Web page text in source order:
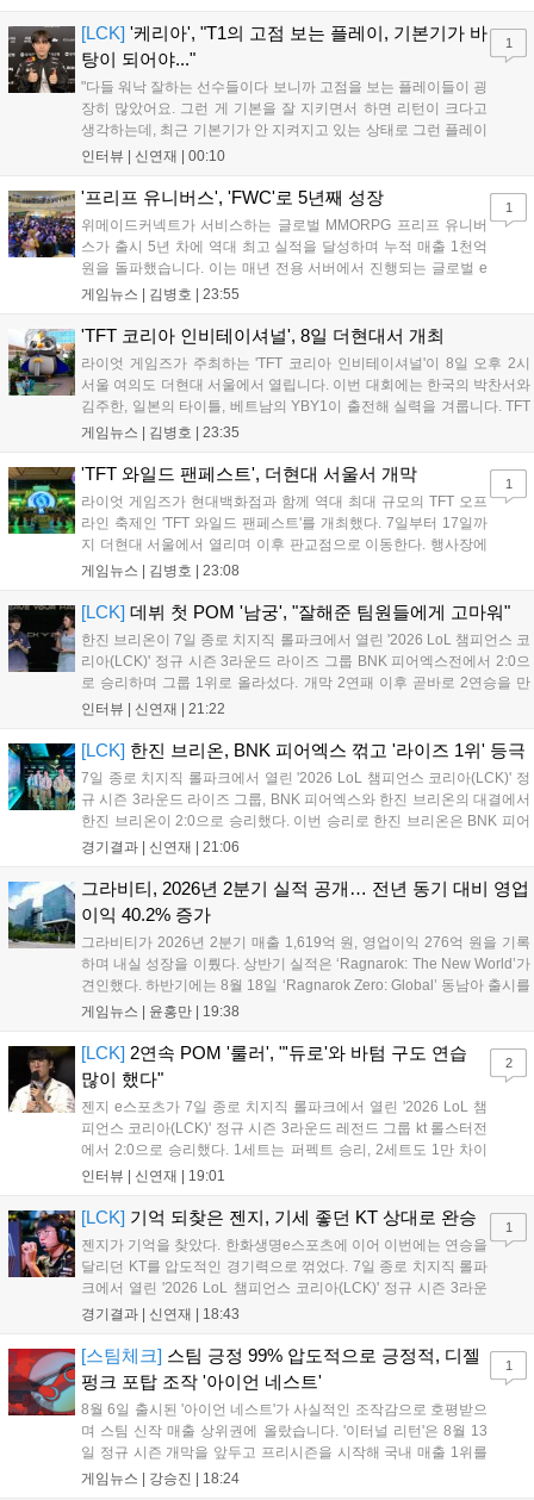
상 'Grand Theft Auto VI: An Extended Look'을 최초 공개할 계획
이다....
[LCK] '케리아', "T1의 고점 보는 플레이, 기본기가 바
탕이 되어야..."
"다들 워낙 잘하는 선수들이다 보니까 고점을 보는 플레이들이 굉
장히 많았어요. 그런 게 기본을 잘 지키면서 하면 리턴이 크다고
생각하는데, 최근 기본기가 안 지켜지고 있는 상태로 그런 플레이
를 추구하다 보니까 팀적으로 안 좋은 사고가 계속 많이 났던 것
LoL 챔피언스 코리아(LCK)'...
인터뷰 | 신연재 00:10
1
'프리프 유니버스', 'FWC'로 5년째 성장
위메이드커넥트가 서비스하는 글로벌 MMORPG 프리프 유니버
스가 출시 5년 차에 역대 최고 실적을 달성하며 누적 매출 1천억
원을 돌파했습니다. 이는 매년 전용 서버에서 진행되는 글로벌 e
스포츠 대회 FWC의 영향이 큽니다. FWC는 이용자가 동일한 조
은 전년 대비 매출과 이용자 지표가 대폭 상승하는 성과를 냈습니
다. 오는 10월 필리핀 마닐라에서 총상금 11만 달러 규모의 제4회
FWC 그랜드 파이널이 개최될 예정이며, 위메이드커넥트는 이를
통해 커뮤니티 중심의 장기 성장 모델을 지속할 방침입니다....
게임뉴스 | 김병호 23:55
1
'TFT 코리아 인비테이셔널', 8일 더현대서 개최
라이엇 게임즈가 주최하는 'TFT 코리아 인비테이셔널'이 8일 오후 2시
서울 여의도 더현대 서울에서 열립니다. 이번 대회에는 한국의 박찬서와
김주한, 일본의 타이틀, 베트남의 YBY1이 출전해 실력을 겨룹니다. TFT
는 소속팀 없이 개인 자격으로 참가하는 독특한 대회 구조를 가지며, 누
17일까지 이어지는 이번 행사는 신규 세트 체험과 공연 등 다양한 즐길
거리를 제공하며, 이후 현대백화점 판교점에서도 행사가 이어질 예정입
니다. 연말에는 라스베이거스 오픈이 개최됩니다....
게임뉴스 | 김병호 23:35
'TFT 와일드 팬페스트', 더현대 서울서 개막
라이엇 게임즈가 현대백화점과 함께 역대 최대 규모의 TFT 오프
라인 축제인 'TFT 와일드 팬페스트'를 개최했다. 7일부터 17일까
지 더현대 서울에서 열리며 이후 판교점으로 이동한다. 행사장에
는 체험, 스페셜, 무대 존이 마련됐으며 8일 오후 2시 인비테이셔
연 등 다채로운 일정이 준비되어 있다. 사전 예약은 조기 마감될
만큼 큰 인기를 끌고 있다....
게임뉴스 | 김병호 23:08
1
[LCK] 데뷔 첫 POM '남궁', "잘해준 팀원들에게 고마워"
한진 브리온이 7일 종로 치지직 롤파크에서 열린 '2026 LoL 챔피언스 코
리아(LCK)' 정규 시즌 3라운드 라이즈 그룹 BNK 피어엑스전에서 2:0으
로 승리하며 그룹 1위로 올라섰다. 개막 2연패 이후 곧바로 2연승을 만
들어내면서 이어질 4라운드에 대한 기대감을 올렸다. 다음은 이날 데뷔
인터뷰 | 신연재 21:22
[LCK] 한진 브리온, BNK 피어엑스 꺾고 '라이즈 1위' 등극
7일 종로 치지직 롤파크에서 열린 '2026 LoL 챔피언스 코리아(LCK)' 정
규 시즌 3라운드 라이즈 그룹, BNK 피어엑스와 한진 브리온의 대결에서
한진 브리온이 2:0으로 승리했다. 이번 승리로 한진 브리온은 BNK 피어
엑스를 제치고 라이즈 그룹 1위로 올라섰다. 1세트, 한진 브리온이 '로머'
경기결과 | 신연재 21:06
그라비티, 2026년 2분기 실적 공개… 전년 동기 대비 영업
이익 40.2% 증가
그라비티가 2026년 2분기 매출 1,619억 원, 영업이익 276억 원을 기록
하며 내실 성장을 이뤘다. 상반기 실적은 ‘Ragnarok: The New World’가
견인했다. 하반기에는 8월 18일 ‘Ragnarok Zero: Global’ 동남아 출시를
시작으로 9월 3일 ‘달려라 헤베레케 EX’, 9월 22일 ‘갈바테인’ 등 다양한
이’ 출시가 예정돼 있으며, 2027년에는 ‘Ragnarok 3’ 등 대작을 글로벌
출시할 계획이다. 그라비티는 조인트벤처 설립과 라그나로크 에코 시스
템 구축을 통해 신성장 동력을 확보할 방침이다....
게임뉴스 | 윤홍만 19:38
[LCK] 2연속 POM '룰러', "'듀로'와 바텀 구도 연습
많이 했다"
젠지 e스포츠가 7일 종로 치지직 롤파크에서 열린 '2026 LoL 챔
피언스 코리아(LCK)' 정규 시즌 3라운드 레전드 그룹 kt 롤스터전
에서 2:0으로 승리했다. 1세트는 퍼펙트 승리, 2세트도 1만 차이
를 벌리며 25분 만에 승리하면서 말 그대로 압도적인 경기력을 선
하며 POM에 선정됐...
인터뷰 | 신연재 19:01
2
[LCK] 기억 되찾은 젠지, 기세 좋던 KT 상대로 완승
젠지가 기억을 찾았다. 한화생명e스포츠에 이어 이번에는 연승을
달리던 KT를 압도적인 경기력으로 꺾었다. 7일 종로 치지직 롤파
크에서 열린 '2026 LoL 챔피언스 코리아(LCK)' 정규 시즌 3라운
드 레전드 그룹, kt 롤스터와 젠지 e스포츠의 대결에서 젠지가 압
기억을 되찾기라도 한 듯 1,...
경기결과 | 신연재 18:43
1
[스팀체크] 스팀 긍정 99% 압도적으로 긍정적, 디젤
펑크 포탑 조작 '아이언 네스트'
8월 6일 출시된 '아이언 네스트'가 사실적인 조작감으로 호평받으
며 스팀 신작 매출 상위권에 올랐습니다. '이터널 리턴'은 8월 13
일 정규 시즌 개막을 앞두고 프리시즌을 시작해 국내 매출 1위를
기록했습니다. 25주년을 맞은 '고스트 리콘' 시리즈는 8월 6일 쇼
게임뉴스 | 강승진 18:24
1